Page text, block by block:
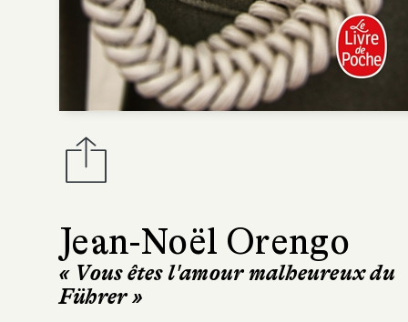
Jean-Noël Orengo
« Vous êtes l'amour malheureux du
Führer »